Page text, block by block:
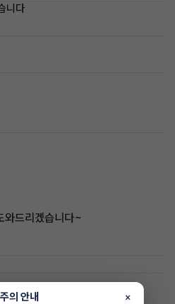
니다
와드리겠습니다~
의 안내 ×